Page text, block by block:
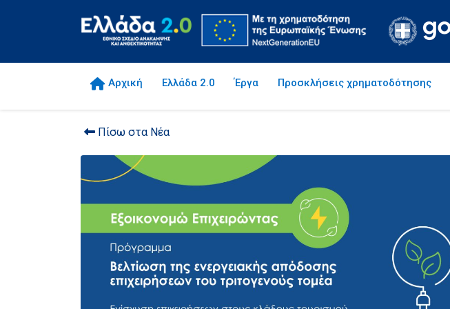
Αρχική Ελλάδα 2.0 Έργα Προσκλήσεις χρηματοδότησης
Πίσω στα Νέα